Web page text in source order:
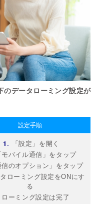
のデータローミング設定が
設定手順
「設定」を開く
モバイル通信」をタップ
信のオプション」をタップ
ローミング設定をONにす
る
ローミング設定は完了